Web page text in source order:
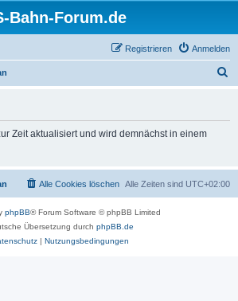
Bahn-Forum.de
Anmelden
Registrieren
Zeit aktualisiert und wird demnächst in einem
Alle Zeiten sind UTC+02:00
Alle Cookies löschen
phpBB® Forum Software © phpBB Limited
Übersetzung durch phpBB.de
| Nutzungsbedingungen